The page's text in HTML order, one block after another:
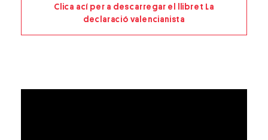
Clica ací per a descarregar el llibret La
declaració valencianista